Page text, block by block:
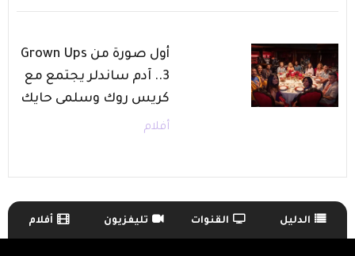
أول صورة من Grown Ups
3.. آدم ساندلر يجتمع مع
كريس روك وسلمى حايك
أفلام
TV Guide Menu الدليل القنوات تليفزيون أفلام